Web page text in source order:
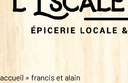
accueil » francis et alain